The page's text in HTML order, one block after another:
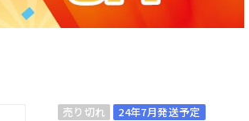
売り切れ 24年7月発送予定